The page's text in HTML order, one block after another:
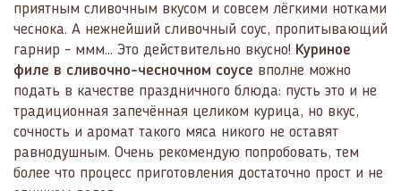
приятным сливочным вкусом и совсем лёгкими нотками
чеснока. А нежнейший сливочный соус, пропитывающий
гарнир - ммм... Это действительно вкусно! Куриное
филе в сливочно-чесночном соусе вполне можно
подать в качестве праздничного блюда: пусть это и не
традиционная запечённая целиком курица, но вкус,
сочность и аромат такого мяса никого не оставят
равнодушным. Очень рекомендую попробовать, тем
более что процесс приготовления достаточно прост и не